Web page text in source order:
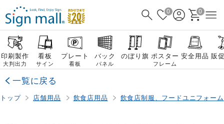
0 0
印刷製作
大判出力
看板
サイン
プレート
看板
バック
パネル
のぼり旗 ポスター
フレーム
安全用品 販
一覧に戻る
トップ 店舗用品 飲食店用品 飲食店制服、フードユニフォーム